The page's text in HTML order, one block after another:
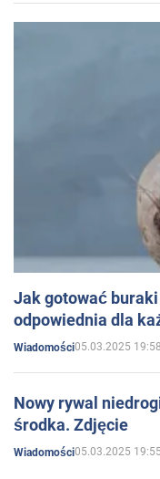
Jak gotować
odpowiednia dla
Wiadomości05.03.2025 19:58
Nowy rywal
środka. Zdjęcie
Wiadomości05.03.2025 19:55